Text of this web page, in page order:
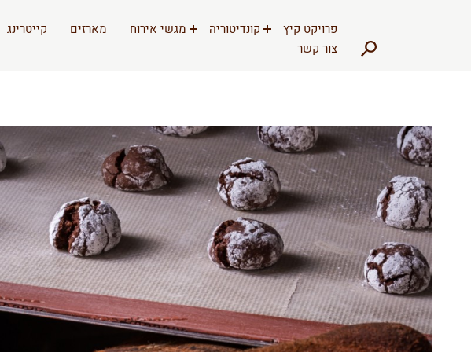
פרויקט קיץ קונדיטוריה מגשי אירוח מארזים קייטרינג
צור קשר